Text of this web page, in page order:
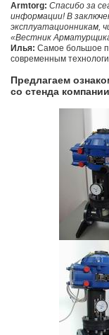
Armtorg: Спасибо за
информации! В
эксплуатационникам,
«Вестник
Илья: Самое большое
современным
Предлагаем
со стенда